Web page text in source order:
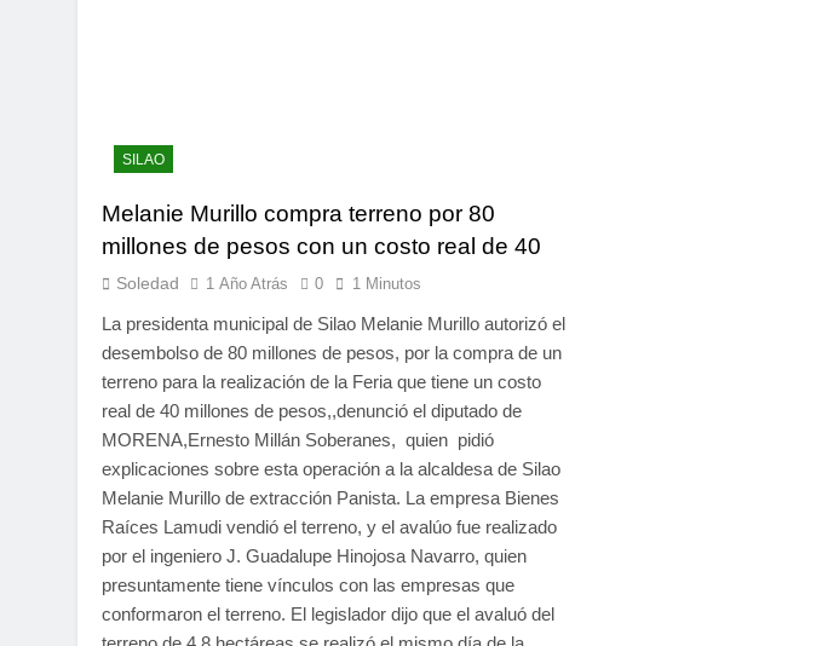
SILAO
Melanie Murillo compra terreno por 80
millones de pesos con un costo real de 40
Soledad 1 Año Atrás 0 1 Minutos
La presidenta municipal de Silao Melanie Murillo autorizó el
desembolso de 80 millones de pesos, por la compra de un
terreno para la realización de la Feria que tiene un costo
real de 40 millones de pesos,,denunció el diputado de
MORENA,Ernesto Millán Soberanes, quien pidió
explicaciones sobre esta operación a la alcaldesa de Silao
Melanie Murillo de extracción Panista. La empresa Bienes
Raíces Lamudi vendió el terreno, y el avalúo fue realizado
por el ingeniero J. Guadalupe Hinojosa Navarro, quien
presuntamente tiene vínculos con las empresas que
conformaron el terreno. El legislador dijo que el avaluó del